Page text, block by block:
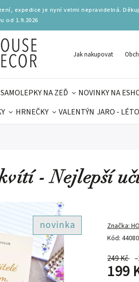
expedice je nyní velmi nepravidelná.
od 1.9.2026
Jak nakupovat
SAMOLEPKY NA ZEĎ NOVINKY NA
HRNEČKY VALENTÝN JARO - LÉTO
- Nejlepší
novinka
Kód:
Značka:
249 Kč
199